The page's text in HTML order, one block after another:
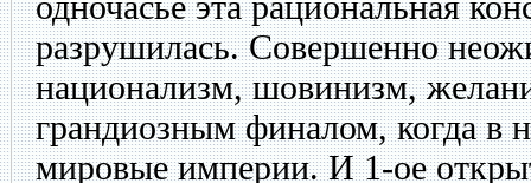
разрушилась. Совершенно
национализм, шовинизм,
грандиозным финалом, когда в
мировые империи. И 1-ое